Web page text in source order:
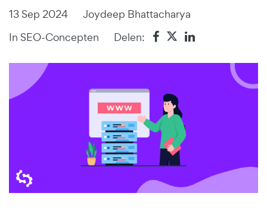
13 Sep 2024
Joydeep Bhattacharya
In SEO-Concepten Delen: